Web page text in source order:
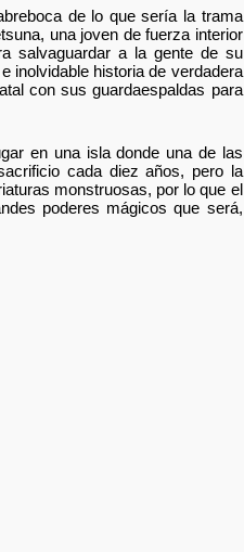
de lo que sería la trama
una joven de fuerza interior
salvaguardar a la gente de su
inolvidable historia de verdadera
con sus guardaespaldas para
en una isla donde una de las
cada diez años, pero la
monstruosas, por lo que el
poderes mágicos que será,